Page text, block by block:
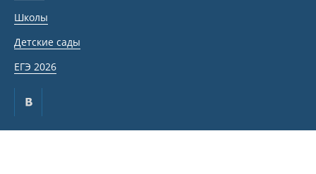
Школы
Детские сады
ЕГЭ 2026